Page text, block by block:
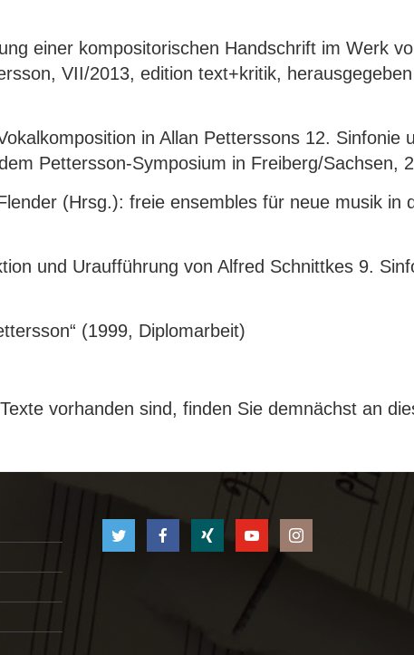
einer kompositorischen Handschrift im Werk
VII/2013, edition text+kritik,
in Allan Petterssons 12. Sinfonie
Pettersson-Symposium in Freiberg/Sachsen,
(Hrsg.): freie ensembles für neue musik in
und Uraufführung von Alfred Schnittkes 9.
(1999, Diplomarbeit)
vorhanden sind, finden Sie demnächst an